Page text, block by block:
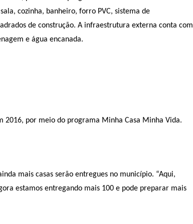
cozinha, banheiro, forro PVC, sistema de
de construção. A infraestrutura externa conta com
e água encanada.
2016, por meio do programa Minha Casa Minha Vida.
mais casas serão entregues no município. “Aqui,
estamos entregando mais 100 e pode preparar mais